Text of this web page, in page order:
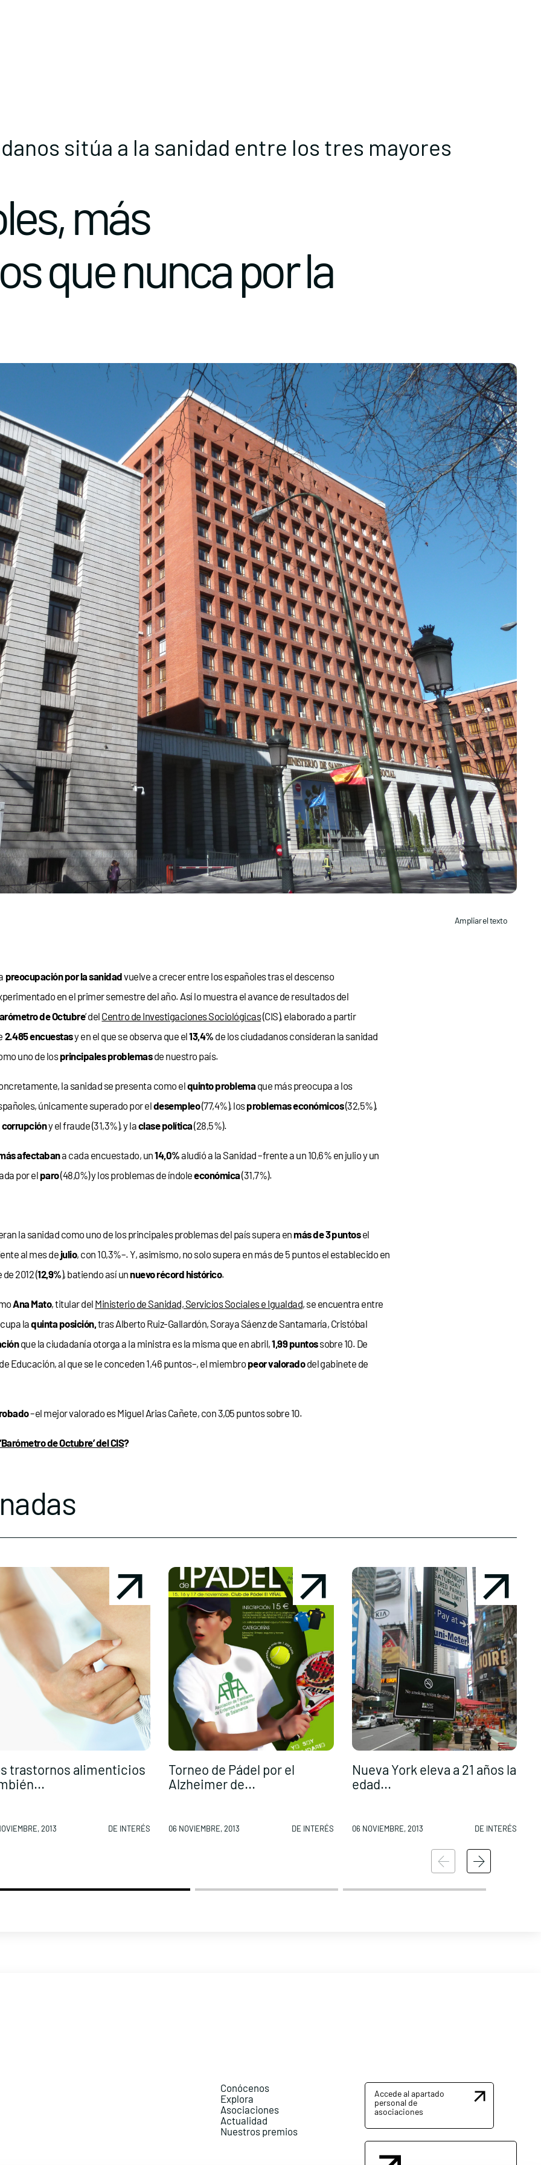
sitúa a la sanidad entre los tres mayores
más
que nunca por la
Ampliar el texto
preocupación por la sanidadvuelve a crecer entre los españoles tras el descenso
en el primer semestre del año. Así lo muestra el avance de resultados del
de Octubre’ del Centro de Investigaciones Sociológicas(CIS), elaborado a partir
2.485 encuestasy en el que se observa que el13,4% de los ciudadanos consideran la sanidad
uno de losprincipales problemasde nuestro país.
la sanidad se presenta como elquinto problema que más preocupa a los
únicamente superado por eldesempleo(77,4%), losproblemas económicos(32,5%),
corrupcióny el fraude (31,3%), y laclase política(28,5%).
afectabana cada encuestado, un14,0%aludió a la Sanidad –frente a un 10,6% en julio y un
por el paro(48,0%) y los problemas de índoleeconómica(31,7%).
la sanidad como uno de los principales problemas del país supera enmás de 3 puntosel
al mes de julio, con 10,3%–. Y, asimismo, no solo supera en más de 5 puntos el establecido en
2012 (12,9%), batiendo así unnuevo récord histórico.
Ana Mato, titular del Ministerio de Sanidad, Servicios Sociales e Igualdad, se encuentra entre
laquinta posición, tras Alberto Ruiz-Gallardón, Soraya Sáenz de Santamaría, Cristóbal
que la ciudadanía otorga a la ministra es la misma que en abril,1,99 puntossobre 10. De
Educación, al que se le conceden 1,46 puntos–, el miembro peor valoradodel gabinete de
–el mejor valorado es Miguel Arias Cañete, con 3,05 puntos sobre 10.
de Octubre’ del CIS?
trastornos alimenticios
2013 DE INTERÉS
Torneo de Pádel por el
Alzheimer de...
06 NOVIEMBRE, 2013 DE INTERÉS
Nueva York eleva a 21 años la
edad...
06 NOVIEMBRE, 2013 DE INTERÉS
Conócenos
Explora
Asociaciones
Actualidad
Nuestros premios
Accede al apartado
personal de
asociaciones